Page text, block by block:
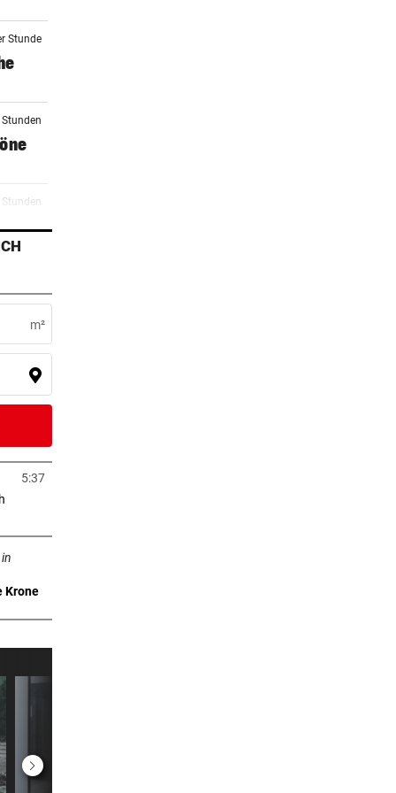
Stunde
Stunden
m²
5:37
Krone